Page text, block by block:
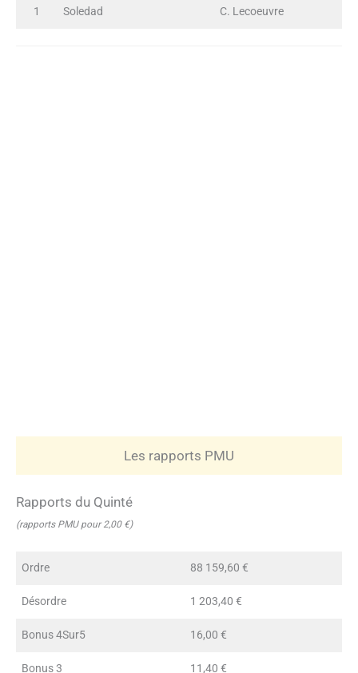
1 Soledad C. Lecoeuvre
Les rapports PMU
Rapports du Quinté
(rapports PMU pour 2,00 €)
Ordre 88 159,60 €
Désordre 1 203,40 €
Bonus 4Sur5 16,00 €
Bonus 3 11,40 €